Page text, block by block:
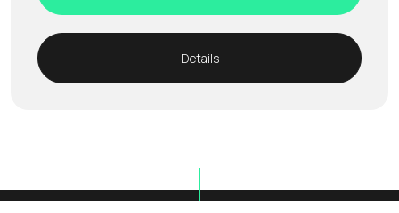
Details